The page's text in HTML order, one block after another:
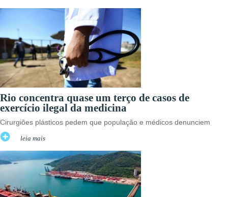
Rio concentra quase um terço de casos de
exercício ilegal da medicina
Cirurgiões plásticos pedem que população e médicos denunciem
leia mais